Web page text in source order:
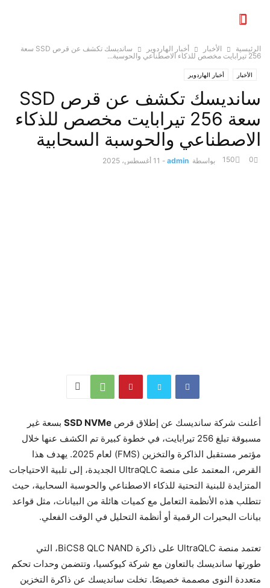
الرئيسية الأخبار أخبار الهاردوير
سانديسك تكشف عن قرص SSD سعة
256 تيرابايت مخصص للذكاء الاصطناعي والحوسبة...
الأخبار أخبار الهاردوير
سانديسك تكشف عن قرص SSD
سعة 256 تيرابايت مخصص للذكاء
الاصطناعي والحوسبة السحابية
بواسطة admin
- 11 أغسطس، 2025 0
150
أعلنت شركة سانديسك عن إطلاق قرص SSD NVMe بسعة غير
مسبوقة تبلغ 256 تيرابايت، في خطوة كبيرة تم الكشف عنها خلال
مؤتمر مستقبل الذاكرة والتخزين (FMS) لعام 2025. يهدف هذا
القرص، المعتمد على منصة UltraQLC الجديدة، إلى تلبية الاحتياجات
المتزايدة للبنية التحتية للذكاء الاصطناعي والحوسبة السحابية، حيث
تتطلب هذه الأنظمة التعامل مع كميات هائلة من البيانات، مثل قواعد
بيانات البحيرات الرقمية أو أنظمة التحليل في الوقت الفعلي.
تعتمد منصة UltraQLC على ذاكرة BiCS8 QLC NAND، التي
طورتها سانديسك بالتعاون مع شركة كيوكسيا، وتتضمن وحدات تحكم
متعددة النوى مصممة خصيصًا. تخلت سانديسك عن ذاكرة التخزين